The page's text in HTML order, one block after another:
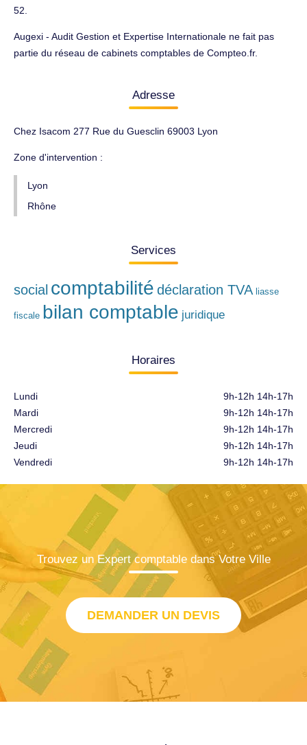
52.
Augexi - Audit Gestion et Expertise Internationale ne fait pas
partie du réseau de cabinets comptables de Compteo.fr.
Adresse
Chez Isacom 277 Rue du Guesclin 69003 Lyon
Zone d'intervention :
Lyon
Rhône
Services
social comptabilité déclaration TVA liasse
fiscale bilan comptable juridique
Horaires
Lundi
Mardi
Mercredi
Jeudi
Vendredi
9h-12h 14h-17h
9h-12h 14h-17h
9h-12h 14h-17h
9h-12h 14h-17h
9h-12h 14h-17h
Trouvez un Expert comptable dans Votre Ville
DEMANDER UN DEVIS